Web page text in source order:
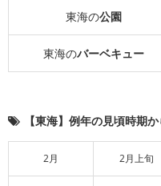
東海の公園
東海のバーベキュー
【東海】例年の見頃時期
2月 2月上旬